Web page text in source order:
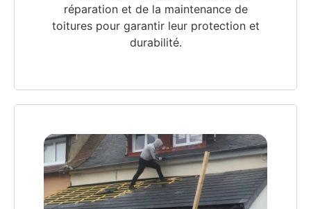
réparation et de la maintenance de
toitures pour garantir leur protection et
durabilité.